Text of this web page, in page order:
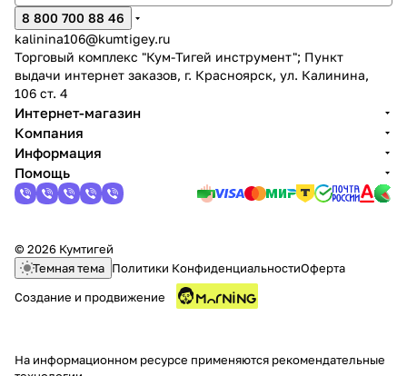
8 800 700 88 46
kalinina106@kumtigey.ru
Торговый комплекс "Кум-Тигей инструмент"; Пункт
выдачи интернет заказов, г. Красноярск, ул. Калинина,
106 ст. 4
Интернет-магазин
Компания
Информация
Помощь
© 2026 Кумтигей
Темная тема Политики КонфиденциальностиОферта
Создание и продвижение
На информационном ресурсе применяются рекомендательные